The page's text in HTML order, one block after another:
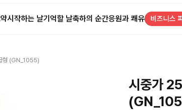
시작하는 날기억할 날축하의 순간응원과 쾌유 비즈니스
형 (GN_1055)
시중가